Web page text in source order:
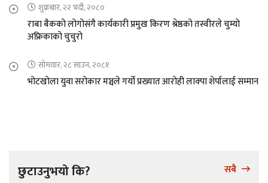
शुक्रबार, २२ भदौ, २०८०
राबा बैकको लोगोसंगै कार्यकारी प्रमुख किरण श्रेष्ठको तस्वीरले चुम्यो
अफ्रिकाको चुचुरो
सोमवार, २८ साउन, २०८१
भोटखोला युवा सरोकार मञ्चले गर्यो प्रख्यात आरोही लाक्पा शेर्पालाई सम्मान
छुटाउनुभयो कि? सबै